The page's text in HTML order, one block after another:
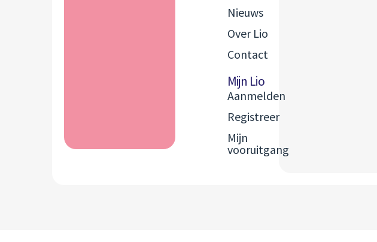
Nieuws
Over Lio
Contact
Mijn Lio
Aanmelden
Registreer
Mijn
vooruitgang